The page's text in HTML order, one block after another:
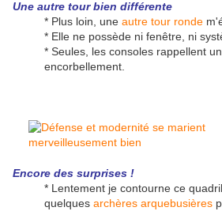
Une autre tour bien différente
* Plus loin, une autre tour ronde
* Elle ne possède ni fenêtre, ni
* Seules, les consoles rappellent
encorbellement.
Encore des surprises !
* Lentement je contourne ce
quelques archères arquebusières